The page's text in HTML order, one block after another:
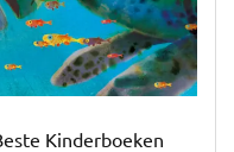
Kinderboeken